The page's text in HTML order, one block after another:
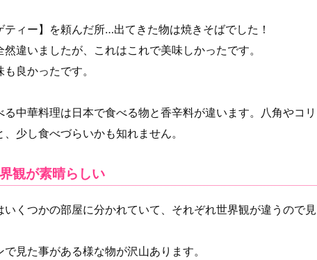
ィー】を頼んだ所…出てきた物は焼きそばでした！
違いましたが、これはこれで美味しかったです。
良かったです。
中華料理は日本で食べる物と香辛料が違います。八角やコリ
少し食べづらいかも知れません。
観が素晴らしい
いくつかの部屋に分かれていて、それぞれ世界観が違うので見
見た事がある様な物が沢山あります。